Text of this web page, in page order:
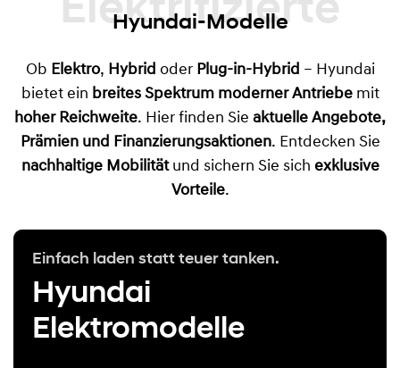
Elektrifizierte
Hyundai-Modelle
Ob Elektro, Hybrid oder Plug-in-Hybrid – Hyundai
bietet ein breites Spektrum moderner Antriebemit
hoher Reichweite. Hier finden Sie aktuelle Angebote,
Prämien und Finanzierungsaktionen. Entdecken Sie
nachhaltige Mobilitätund sichern Sie sich exklusive
Vorteile.
Einfach laden statt teuer tanken.
Hyundai
Elektromodelle